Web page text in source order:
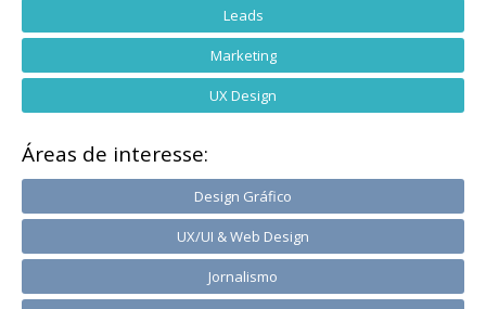
Leads
Marketing
UX Design
Áreas de interesse:
Design Gráfico
UX/UI & Web Design
Jornalismo